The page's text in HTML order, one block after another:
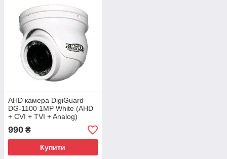
AHD камера DigiGuard
DG-1100 1MP White (AHD
+ CVI + TVI + Analog)
990 ₴
Купити